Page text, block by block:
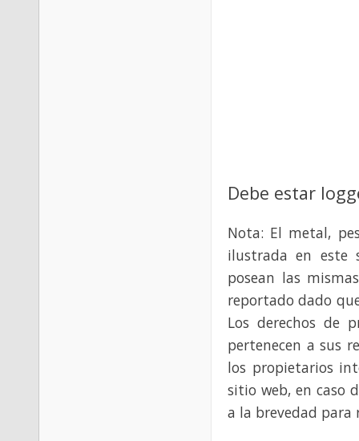
Debe estar
Nota: El metal,
ilustrada en este
posean las
reportado dado
Los derechos de
pertenecen a sus
los propietarios
sitio web, en caso
a la brevedad para